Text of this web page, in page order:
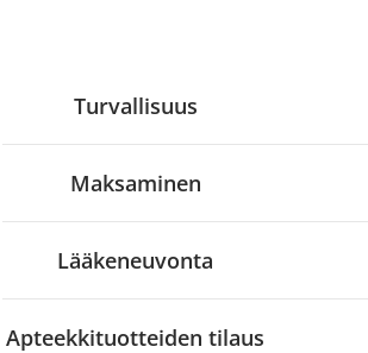
Turvallisuus
Maksaminen
Lääkeneuvonta
Apteekkituotteiden tilaus